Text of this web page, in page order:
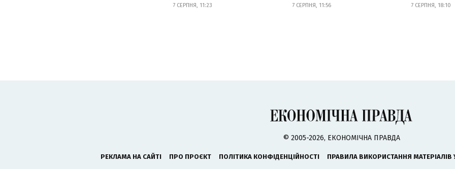
7 СЕРПНЯ, 11:23 7 СЕРПНЯ, 11:56 7 СЕРПНЯ, 18:10
© 2005-2026, ЕКОНОМІЧНА ПРАВДА
РЕКЛАМА НА САЙТІ ПРО ПРОЄКТ ПОЛІТИКА КОНФІДЕНЦІЙНОСТІ ПРАВИЛА ВИКОРИСТАННЯ МАТЕРІАЛІВ